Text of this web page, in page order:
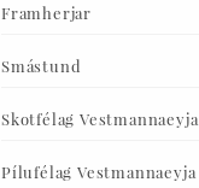
Framherjar
Smástund
Skotfélag Vestmannaeyja
Pílufélag Vestmannaeyja